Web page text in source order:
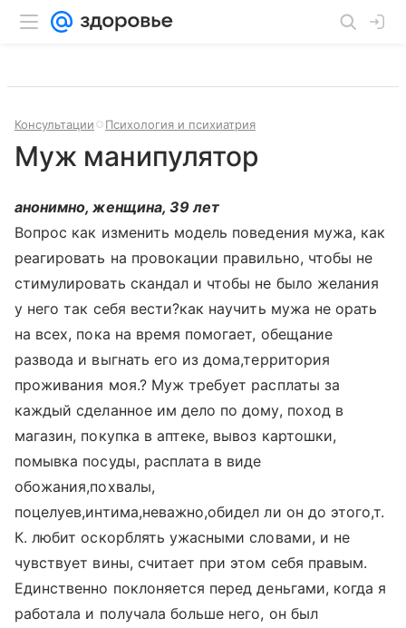
Консультации Психология и психиатрия
Муж манипулятор
анонимно, женщина, 39 лет
Вопрос как изменить модель поведения мужа, как
реагировать на провокации правильно, чтобы не
стимулировать скандал и чтобы не было желания
у него так себя вести?как научить мужа не орать
на всех, пока на время помогает, обещание
развода и выгнать его из дома,территория
проживания моя.? Муж требует расплаты за
каждый сделанное им дело по дому, поход в
магазин, покупка в аптеке, вывоз картошки,
помывка посуды, расплата в виде
обожания,похвалы,
поцелуев,интима,неважно,обидел ли он до этого,т.
К. любит оскорблять ужасными словами, и не
чувствует вины, считает при этом себя правым.
Единственно поклоняется перед деньгами, когда я
работала и получала больше него, он был